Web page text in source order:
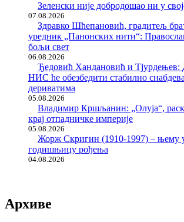
Зеленски није добродошао ни у
07.08.2026
Здравко Шћепановић, градитељ
уредник „Панонских нити“:
бољи свет
06.08.2026
Ђедовић Хандановић и Тјурдењев:
НИС ће обезбедити стабилно
дериватима
05.08.2026
Владимир Кршљанин: „Олуја“,
крај отпадничке империје
05.08.2026
Жорж Скригин (1910-1997) – њему
годишњицу рођења
04.08.2026
Архиве